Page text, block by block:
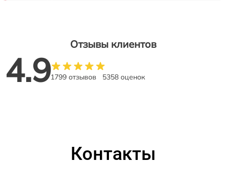
Отзывы клиентов
4.91799 отзывов 5358 оценок
Контакты